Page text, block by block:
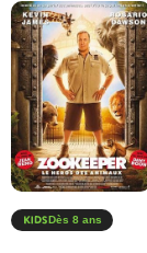
Dès 8 ans